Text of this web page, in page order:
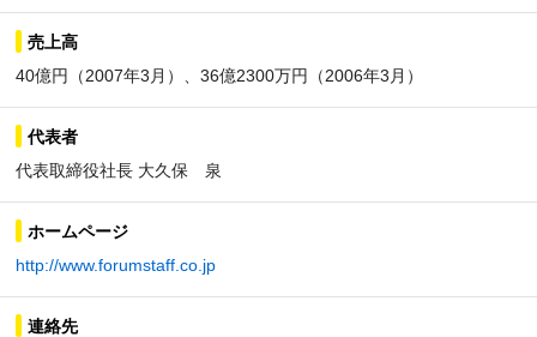
売上高
40億円（2007年3月）、36億2300万円（2006年3月）
代表者
代表取締役社長 大久保 泉
ホームページ
http://www.forumstaff.co.jp
連絡先